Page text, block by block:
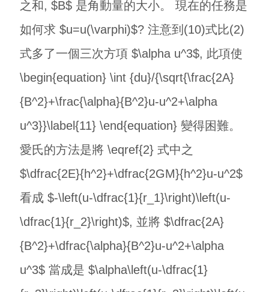
之和, $B$ 是角動量的大小。 現在的任務是
如何求 $u=u(\varphi)$? 注意到(10)式比(2)
式多了一個三次方項 $\alpha u^3$, 此項使
\begin{equation} \int {du}/{\sqrt{\frac{2A}
{B^2}+\frac{\alpha}{B^2}u-u^2+\alpha
u^3}}\label{11} \end{equation} 變得困難。
愛氏的方法是將 \eqref{2} 式中之
$\dfrac{2E}{h^2}+\dfrac{2GM}{h^2}u-u^2$
看成 $-\left(u-\dfrac{1}{r_1}\right)\left(u-
\dfrac{1}{r_2}\right)$, 並將 $\dfrac{2A}
{B^2}+\dfrac{\alpha}{B^2}u-u^2+\alpha
u^3$ 當成是 $\alpha\left(u-\dfrac{1}